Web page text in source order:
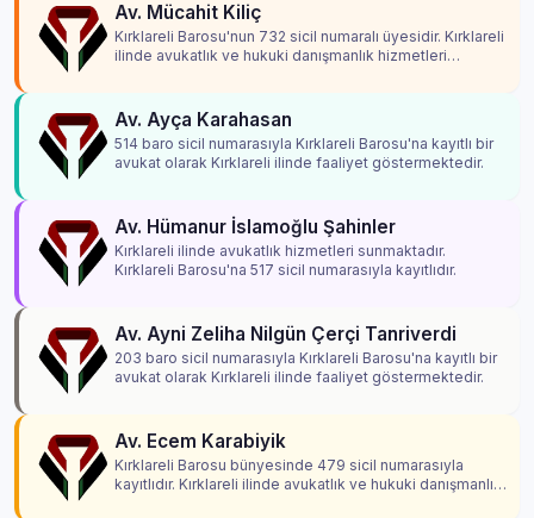
Av. Mücahit Kiliç
Kırklareli Barosu'nun 732 sicil numaralı üyesidir. Kırklareli
ilinde avukatlık ve hukuki danışmanlık hizmetleri
Av. Ayça Karahasan
514 baro sicil numarasıyla Kırklareli Barosu'na kayıtlı bir
avukat olarak Kırklareli ilinde faaliyet göstermektedir.
Av. Hümanur İslamoğlu Şahinler
Kırklareli ilinde avukatlık hizmetleri sunmaktadır.
Kırklareli Barosu'na 517 sicil numarasıyla kayıtlıdır.
Av. Ayni Zeliha Nilgün Çerçi Tanriverdi
203 baro sicil numarasıyla Kırklareli Barosu'na kayıtlı bir
avukat olarak Kırklareli ilinde faaliyet göstermektedir.
Av. Ecem Karabiyik
Kırklareli Barosu bünyesinde 479 sicil numarasıyla
kayıtlıdır. Kırklareli ilinde avukatlık ve hukuki danışmanlık